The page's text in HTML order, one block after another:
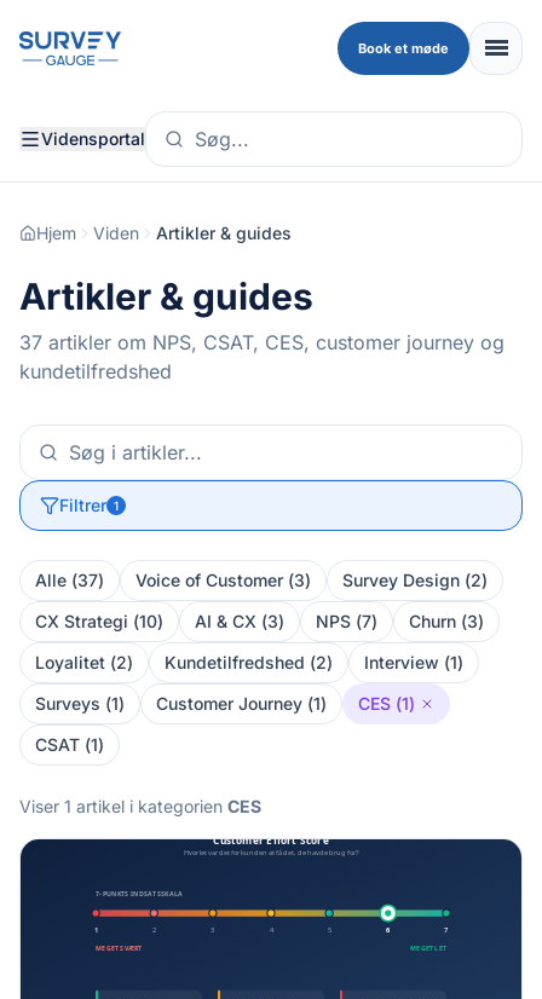
Book et møde menu
Vidensportal
Hjem Viden Artikler & guides
Artikler & guides
37 artikler om NPS, CSAT, CES, customer journey og
kundetilfredshed
Filtrer 1
Alle (37) Voice of Customer (3) Survey Design (2)
CX Strategi (10) AI & CX (3) NPS (7) Churn (3)
Loyalitet (2) Kundetilfredshed (2) Interview (1)
Surveys (1) Customer Journey (1) CES (1)
CSAT (1)
Viser 1 artikel i kategorien CES